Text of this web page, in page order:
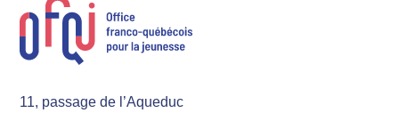
11, passage de l’Aqueduc